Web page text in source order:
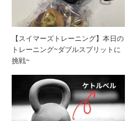
【スイマーズトレーニング】本日の
トレーニング~ダブルスプリットに
挑戦~